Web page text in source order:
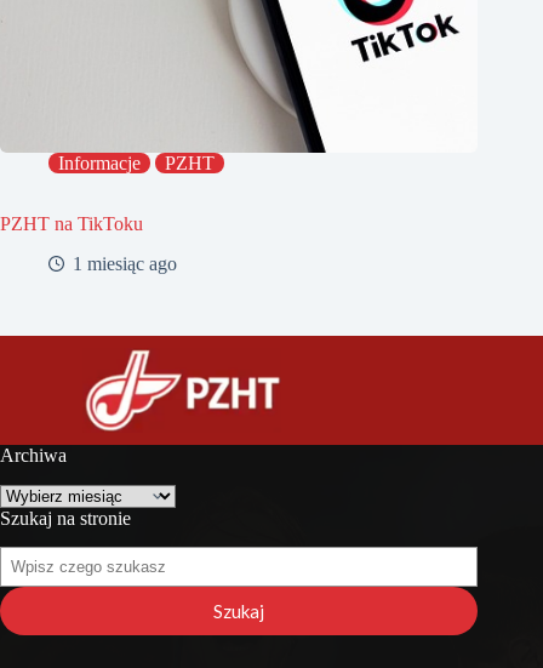
Informacje PZHT
PZHT na TikToku
1 miesiąc ago
Archiwa
Archiwa
Szukaj na stronie
Szukaj
na
stronie
Szukaj